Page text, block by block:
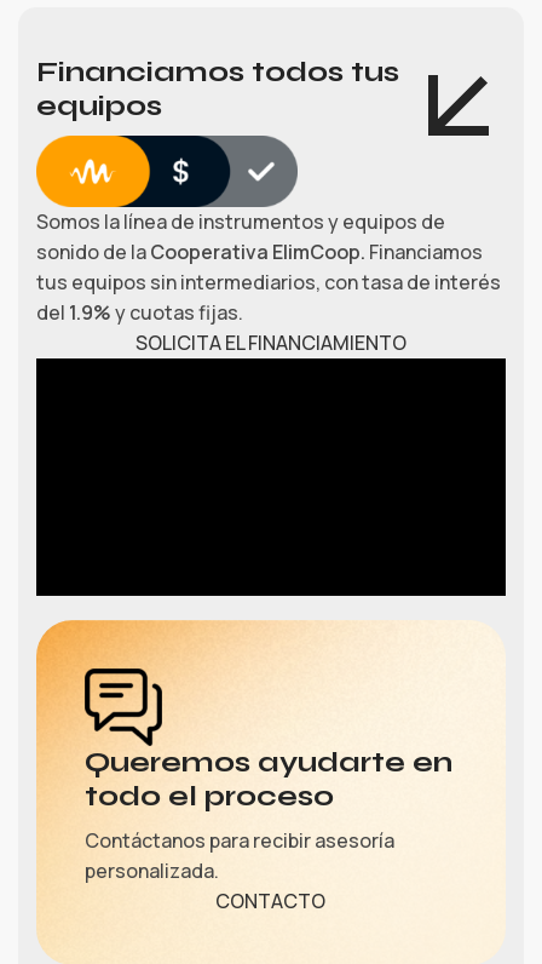
Financiamos todos tus
equipos
Somos la línea de instrumentos y equipos de
sonido de laCooperativa ElimCoop. Financiamos
tus equipos sin intermediarios, con tasa de interés
del 1.9%y cuotas fijas.
SOLICITA EL FINANCIAMIENTO
Queremos ayudarte en
todo el proceso
Contáctanos para recibir asesoría
personalizada.
CONTACTO